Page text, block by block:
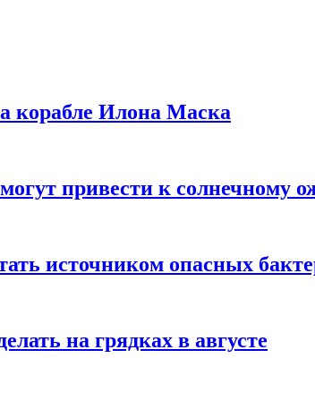
корабле Илона Маска
привести к солнечному
источником опасных
на грядках в августе